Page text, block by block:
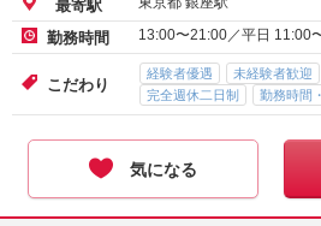
最寄駅
勤務時間
こだわり
経験者優遇 未経験者歓迎
完全週休二日制
勤務時間
気になる